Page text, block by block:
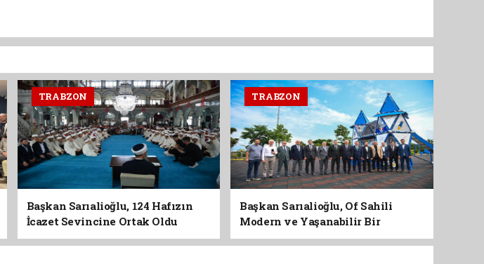
TRABZON
Başkan Sarıalioğlu, 124 Hafızın
İcazet Sevincine Ortak Oldu
TRABZON
Başkan Sarıalioğlu, Of Sahili
Modern ve Yaşanabilir Bir
Kimliğe Kavuşuyor